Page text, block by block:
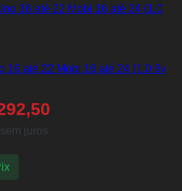
16 até 22 Mobi 16 até 24 (1.0 6v
sem juros